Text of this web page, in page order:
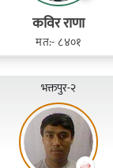
कविर राणा
मत:- ८४०१
भक्तपुर-२